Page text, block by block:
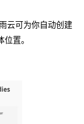
云可为你自动创建
置。